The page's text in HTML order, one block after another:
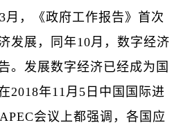
月，《政府工作报告》首次
发展，同年10月，数字经济
。发展数字经济已经成为国
2018年11月5日中国国际进
会议上都强调，各国应